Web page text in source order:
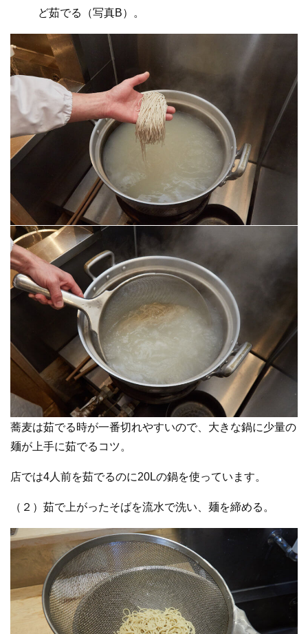
ど茹でる（写真B）。
蕎麦は茹でる時が一番切れやすいので、大きな鍋に少量の
麺が上手に茹でるコツ。
店では4人前を茹でるのに20Lの鍋を使っています。
（２）茹で上がったそばを流水で洗い、麺を締める。